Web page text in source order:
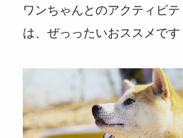
ワンちゃんとのアクティビ
は、ぜっったいおススメです